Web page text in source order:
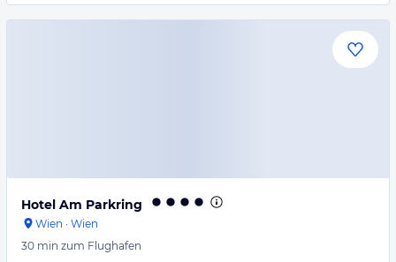
Hotel Am Parkring
Wien · Wien
30 min zum Flughafen